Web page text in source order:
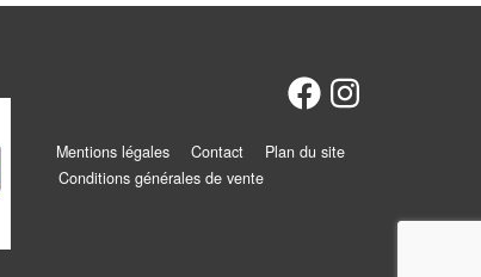
Mentions légales Contact
Plan du site
Conditions générales de vente